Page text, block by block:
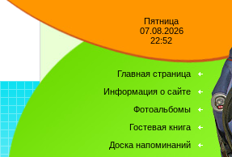
Пятница
07.08.2026
22:52
Главная страница
Информация о сайте
Фотоальбомы
Гостевая книга
Доска напоминаний